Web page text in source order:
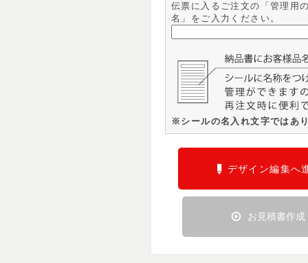
伝票に入るご注文の「管理用
名」をご入力ください。
※シールの名入れ文字ではあ
お見積書作成
デザイン編集へ